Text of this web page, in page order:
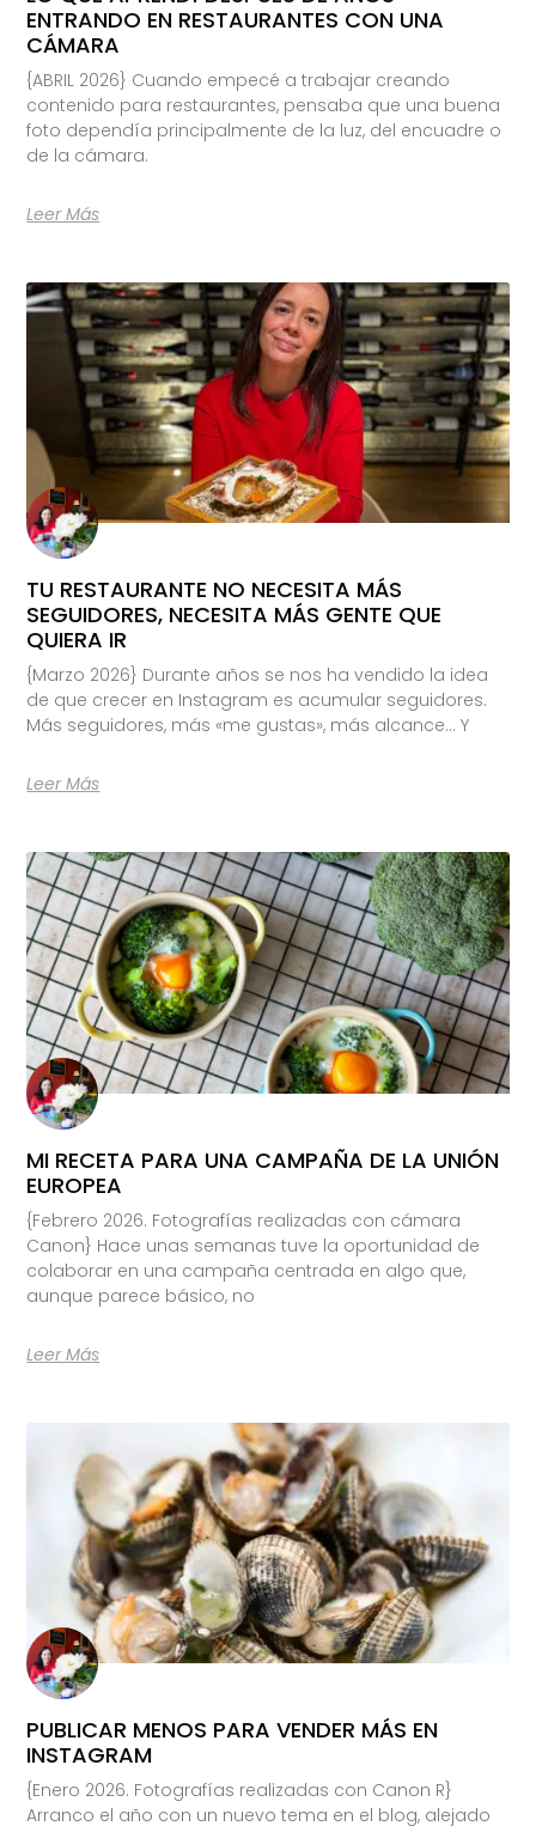
ENTRANDO EN RESTAURANTES CON UNA
CÁMARA
{ABRIL 2026} Cuando empecé a trabajar creando
contenido para restaurantes, pensaba que una buena
foto dependía principalmente de la luz, del encuadre o
de la cámara.
Leer Más
TU RESTAURANTE NO NECESITA MÁS
SEGUIDORES, NECESITA MÁS GENTE QUE
QUIERA IR
{Marzo 2026} Durante años se nos ha vendido la idea
de que crecer en Instagram es acumular seguidores.
Más seguidores, más «me gustas», más alcance… Y
Leer Más
MI RECETA PARA UNA CAMPAÑA DE LA UNIÓN
EUROPEA
{Febrero 2026. Fotografías realizadas con cámara
Canon} Hace unas semanas tuve la oportunidad de
colaborar en una campaña centrada en algo que,
aunque parece básico, no
Leer Más
PUBLICAR MENOS PARA VENDER MÁS EN
INSTAGRAM
{Enero 2026. Fotografías realizadas con Canon R}
Arranco el año con un nuevo tema en el blog, alejado